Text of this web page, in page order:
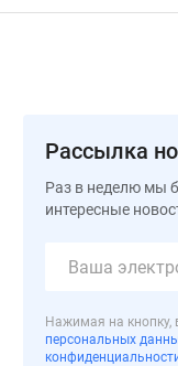
Рассылка
Раз в неделю мы
интересные
Нажимая на кнопку,
персональных